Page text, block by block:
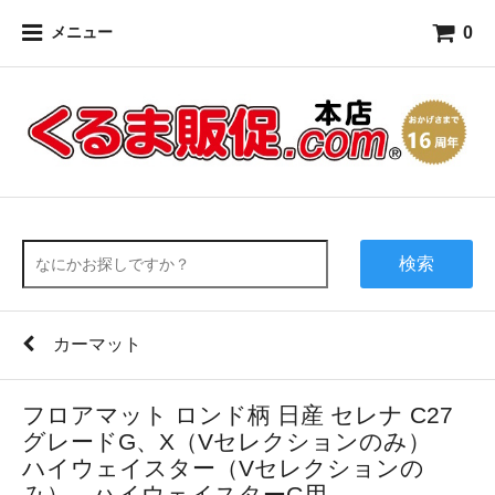
メニュー 0
検索
カーマット
フロアマット ロンド柄 日産 セレナ C27
グレードG、X（Vセレクションのみ）
ハイウェイスター（Vセレクションの